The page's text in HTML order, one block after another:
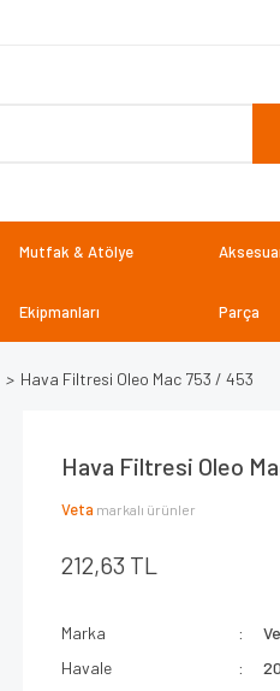
Mutfak & Atölye
Ekipmanları Parça
Hava Filtresi Oleo Mac 753 / 453
Hava Filtresi Oleo
Veta markalı ürünler
212,63 TL
Marka
Havale